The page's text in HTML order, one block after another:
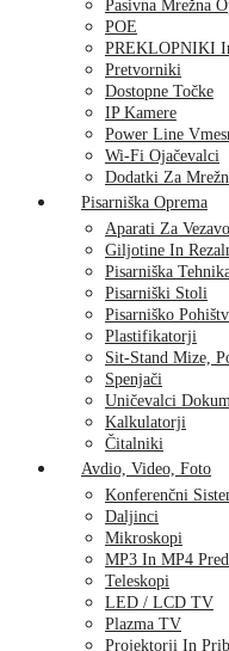
Pasivna Mrežna
POE
PREKLOPNIKI
Pretvorniki
Dostopne Točke
IP Kamere
Power Line
Wi-Fi Ojačevalci
Dodatki Za
Pisarniška Oprema
Aparati Za Vezavo
Giljotine In
Pisarniška
Pisarniški Stoli
Pisarniško
Plastifikatorji
Sit-Stand Mize,
Spenjači
Uničevalci
Kalkulatorji
Čitalniki
Avdio, Video, Foto
Konferenčni
Daljinci
Mikroskopi
MP3 In MP4
Teleskopi
LED / LCD TV
Plazma TV
Projektorji In